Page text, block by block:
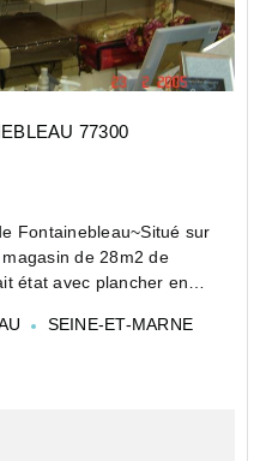
77300
Fontainebleau~Situé sur
de 28m2 de
état avec plancher en
Loyer d...
SEINE-ET-MARNE